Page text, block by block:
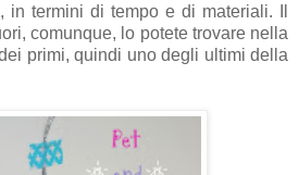
in termini di tempo e di materiali. Il
comunque, lo potete trovare nella
primi, quindi uno degli ultimi della